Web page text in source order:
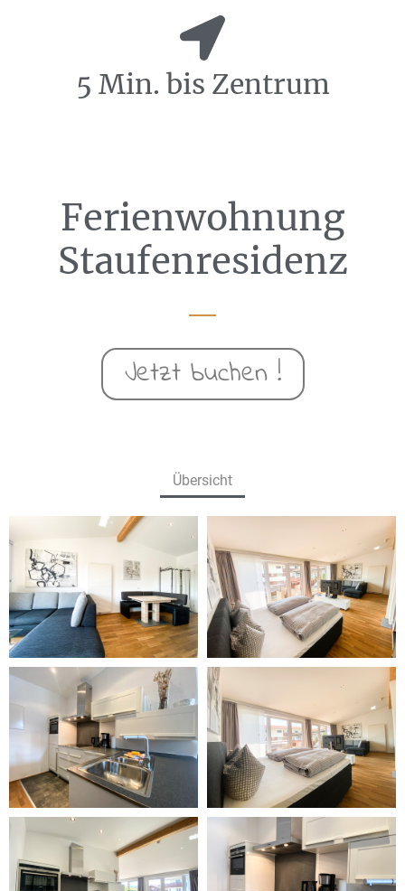
5 Min. bis Zentrum
Ferienwohnung
Staufenresidenz
Jetzt buchen !
Übersicht